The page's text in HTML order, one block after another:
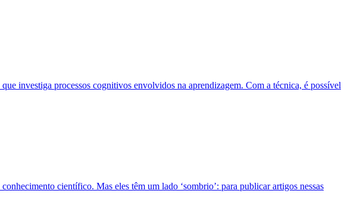
investiga processos cognitivos envolvidos na aprendizagem. Com a técnica, é possível
científico. Mas eles têm um lado ‘sombrio’: para publicar artigos nessas